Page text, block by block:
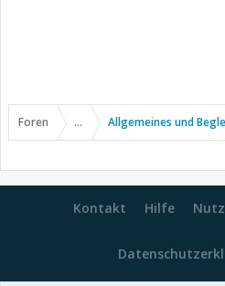
Foren ... Allgemeines und
Kontakt Hilfe